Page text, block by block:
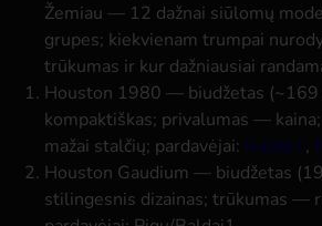
Žemiau — 12 dažnai siūlomų
grupes; kiekvienam trumpai
trūkumas ir kur dažniausiai
Houston 1980 — biudžetas (~169
kompaktiškas; privalumas —
mažai stalčių; pardavėjai: Baldai1,
Houston Gaudium — biudžetas
stilingesnis dizainas; trūkumas —